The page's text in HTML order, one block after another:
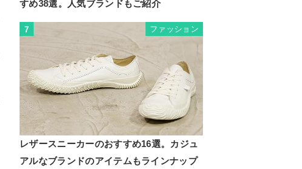
すめ38選。人気ブランドもご紹介
7 ファッション
レザースニーカーのおすすめ16選。カジュ
アルなブランドのアイテムもラインナップ